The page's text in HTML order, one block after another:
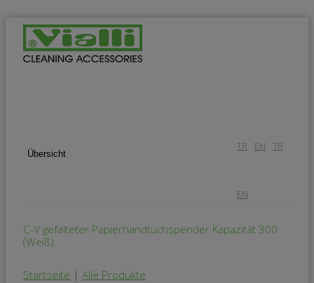
Übersicht
TR EN TR
EN
C-V gefalteter Papierhandtuchspender Kapazität 300
(Weiß)
Startseite | Alle Produkte